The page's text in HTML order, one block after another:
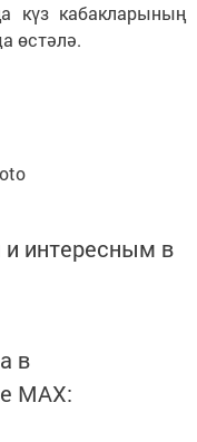
күз кабакларының
өстәлә.
интересным в
в
MАХ: